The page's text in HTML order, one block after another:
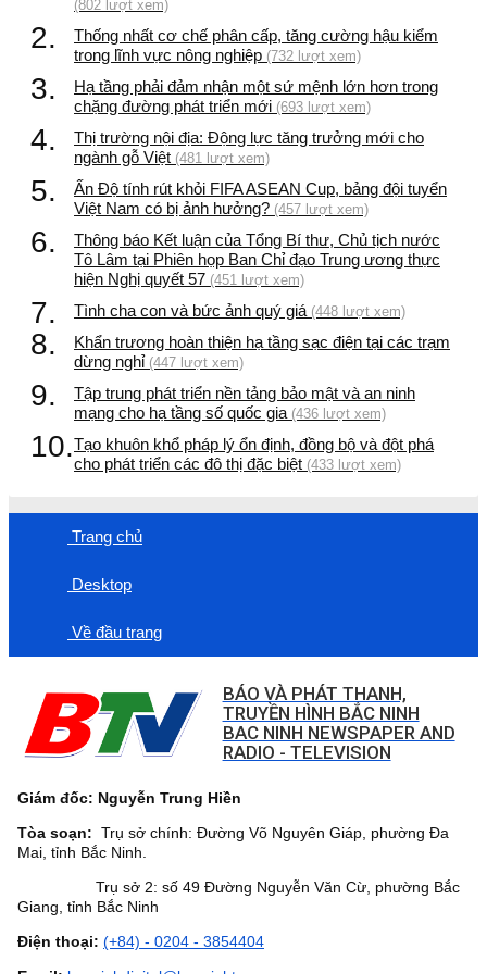
(802 lượt xem)
2.
Thống nhất cơ chế phân cấp, tăng cường hậu kiểm
trong lĩnh vực nông nghiệp (732 lượt xem)
3.
Hạ tầng phải đảm nhận một sứ mệnh lớn hơn trong
chặng đường phát triển mới (693 lượt xem)
4.
Thị trường nội địa: Động lực tăng trưởng mới cho
ngành gỗ Việt (481 lượt xem)
5.
Ấn Độ tính rút khỏi FIFA ASEAN Cup, bảng đội tuyển
Việt Nam có bị ảnh hưởng? (457 lượt xem)
6.
Thông báo Kết luận của Tổng Bí thư, Chủ tịch nước
Tô Lâm tại Phiên họp Ban Chỉ đạo Trung ương thực
hiện Nghị quyết 57 (451 lượt xem)
7. Tình cha con và bức ảnh quý giá (448 lượt xem)
8.
Khẩn trương hoàn thiện hạ tầng sạc điện tại các trạm
dừng nghỉ (447 lượt xem)
9.
Tập trung phát triển nền tảng bảo mật và an ninh
mạng cho hạ tầng số quốc gia (436 lượt xem)
10.Tạo khuôn khổ pháp lý ổn định, đồng bộ và đột phá
cho phát triển các đô thị đặc biệt (433 lượt xem)
Trang chủ
Desktop
Về đầu trang
BÁO VÀ PHÁT THANH,
TRUYỀN HÌNH BẮC NINH
BAC NINH NEWSPAPER AND
RADIO - TELEVISION
Giám đốc: Nguyễn Trung Hiền
Tòa soạn: Trụ sở chính: Đường Võ Nguyên Giáp, phường Đa
Mai, tỉnh Bắc Ninh.
Trụ sở 2: số 49 Đường Nguyễn Văn Cừ, phường Bắc
Giang, tỉnh Bắc Ninh
Điện thoại: (+84) - 0204 - 3854404